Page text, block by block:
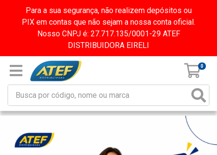
Para a sua segurança, não realizem depósitos ou
PIX em contas que não sejam a nossa conta oficial.
Nosso CNPJ é: 27.717.135/0001-29 ATEF
DISTRIBUIDORA EIRELI
0